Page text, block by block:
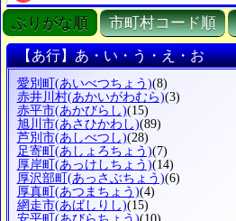
ぶりがな順 市町村コード順
【あ行】あ・い・う・え・お
愛別町 (あいべつちょう)(8)
赤井川村(あかいがわむら)(3)
赤平市(あかびらし)(15)
旭川市(あさひかわし)(89)
芦別市(あしべつし)(28)
足寄町 (あしょろちょう)(7)
厚岸町 (あっけしちょう)(14)
厚沢部町 (あっさぶちょう)(6)
厚真町 (あつまちょう)(4)
網走市(あばしりし)(15)